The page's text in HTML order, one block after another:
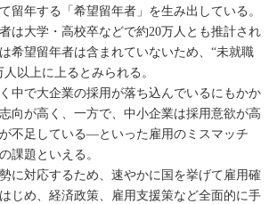
留年する「希望留年者」を生み出している。
は大学・高校卒などで約20万人とも推計され
希望留年者は含まれていないため、“未就職
以上に上るとみられる。
中で大企業の採用が落ち込んでいるにもかか
向が高く、一方で、中小企業は採用意欲が高
不足している―といった雇用のミスマッチ
課題といえる。
に対応するため、速やかに国を挙げて雇用確
じめ、経済政策、雇用支援策など全面的に手